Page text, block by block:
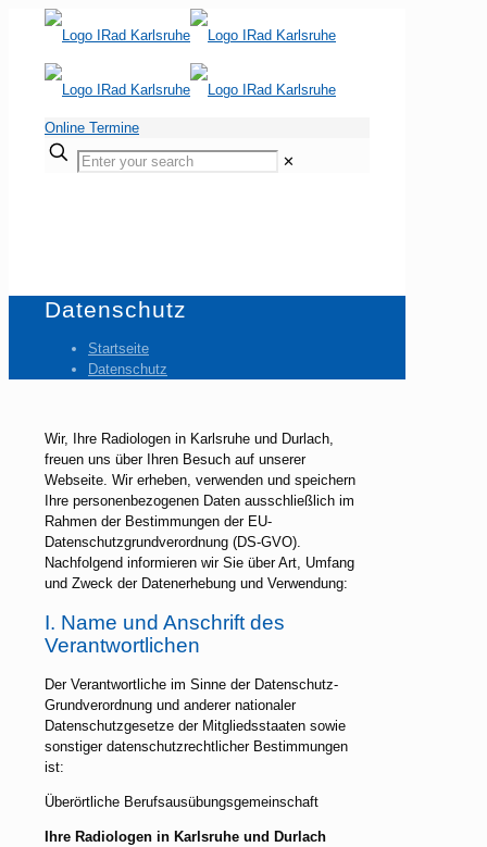
Online Termine
Enter
your
✕
Datenschutz
Startseite
Datenschutz
Wir, Ihre Radiologen in Karlsruhe und Durlach,
freuen uns über Ihren Besuch auf unserer
Webseite. Wir erheben, verwenden und speichern
Ihre personenbezogenen Daten ausschließlich im
Rahmen der Bestimmungen der EU-
Datenschutzgrundverordnung (DS-GVO).
Nachfolgend informieren wir Sie über Art, Umfang
und Zweck der Datenerhebung und Verwendung:
I. Name und Anschrift des
Verantwortlichen
Der Verantwortliche im Sinne der Datenschutz-
Grundverordnung und anderer nationaler
Datenschutzgesetze der Mitgliedsstaaten sowie
sonstiger datenschutzrechtlicher Bestimmungen
ist:
Überörtliche Berufsausübungsgemeinschaft
Ihre Radiologen in Karlsruhe und Durlach